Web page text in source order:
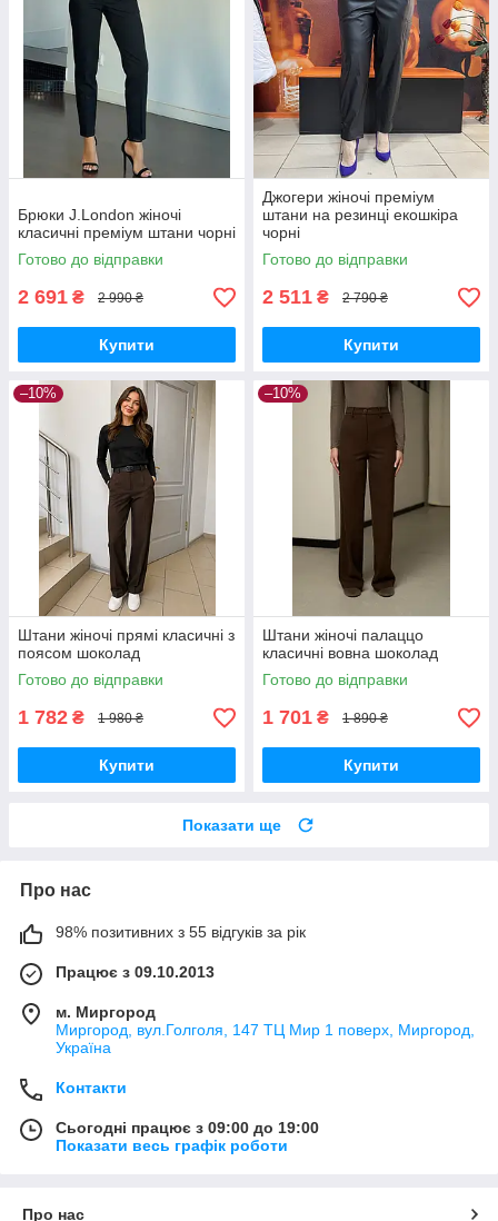
Брюки J.London жіночі
класичні преміум штани чорні
Готово до відправки
2 691 ₴ 2 990 ₴
Купити
Джогери жіночі преміум
штани на резинці екошкіра
чорні
Готово до відправки
2 511 ₴ 2 790 ₴
Купити
–10%
Штани жіночі прямі класичні з
поясом шоколад
Готово до відправки
1 782 ₴ 1 980 ₴
Купити
–10%
Штани жіночі палаццо
класичні вовна шоколад
Готово до відправки
1 701 ₴ 1 890 ₴
Купити
Показати ще
Про нас
98% позитивних з 55 відгуків за рік
Працює з 09.10.2013
м. Миргород
Миргород, вул.Голголя, 147 ТЦ Мир 1 поверх, Миргород,
Україна
Контакти
Сьогодні працює з 09:00 до 19:00
Показати весь графік роботи
Про нас